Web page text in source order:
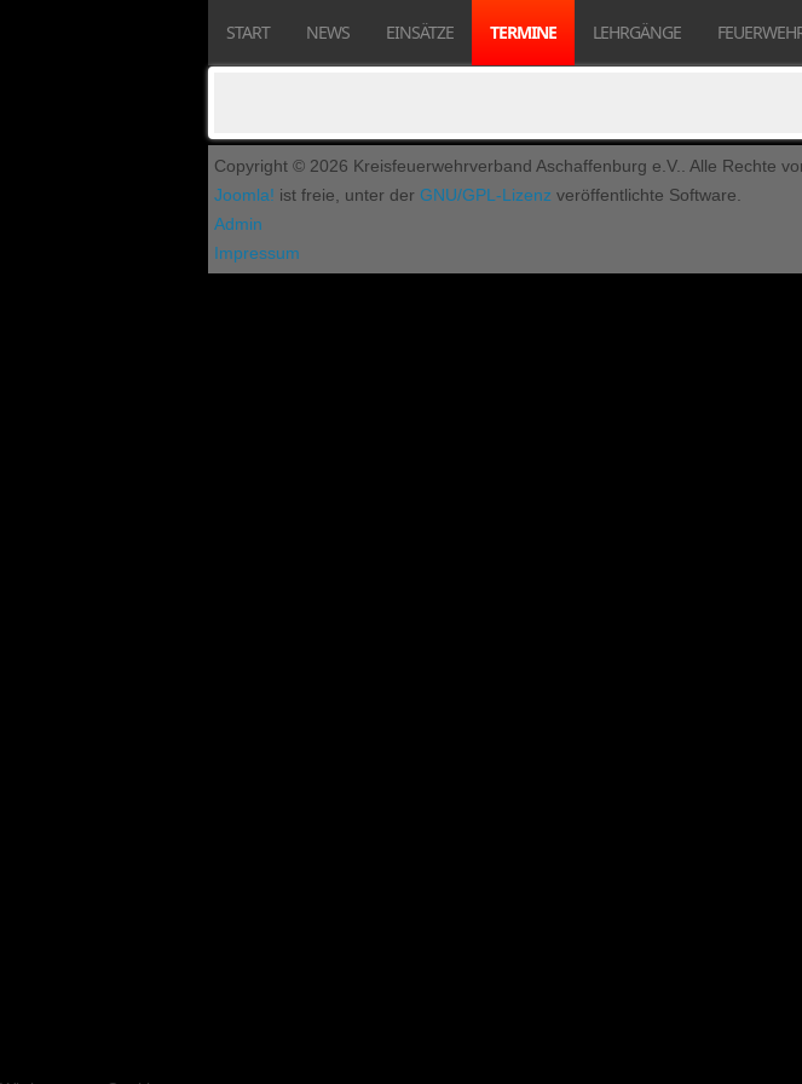
START NEWS EINSÄTZE TERMINE LEHRGÄNGE
Copyright © 2026 Kreisfeuerwehrverband Aschaffenburg e.V.. Alle Rechte
Joomla! ist freie, unter der GNU/GPL-Lizenz veröffentlichte Software.
Admin
Impressum